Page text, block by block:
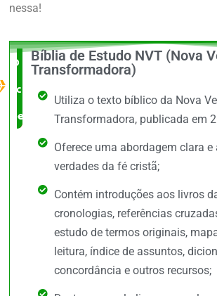
nessa!
O Melhor
custo x
benefício
Bíblia de Estudo NVT (Nova
Transformadora)
Utiliza o texto bíblico da Nova
Transformadora, publicada em
Oferece uma abordagem clara e
verdades da fé cristã;
Contém introduções aos livros
cronologias, referências
estudo de termos originais,
leitura, índice de assuntos,
concordância e outros recursos;